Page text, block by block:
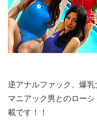
逆アナルファック、爆乳
マニアック男とのロー
載です！！